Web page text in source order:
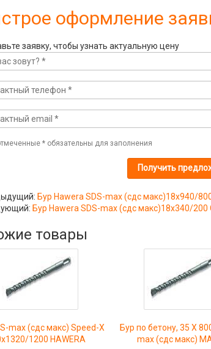
оформление
заявку, чтобы узнать актуальную цену
*обязательны для заполнения
Бур Hawera SDS-max (сдс макс)18x940/
Бур Hawera SDS-max (сдс макс)18x340/200
товары
max (сдс макс) Speed-X
1200 HAWERA
Бур по бетону, 35 Х
max (сдс макс)